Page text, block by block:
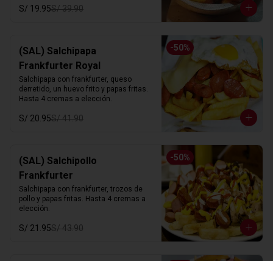
S/ 19.95S/ 39.90
-50%
(SAL) Salchipapa
Frankfurter Royal
Salchipapa con frankfurter, queso
derretido, un huevo frito y papas fritas.
Hasta 4 cremas a elección.
S/ 20.95S/ 41.90
-50%
(SAL) Salchipollo
Frankfurter
Salchipapa con frankfurter, trozos de
pollo y papas fritas. Hasta 4 cremas a
elección.
S/ 21.95S/ 43.90